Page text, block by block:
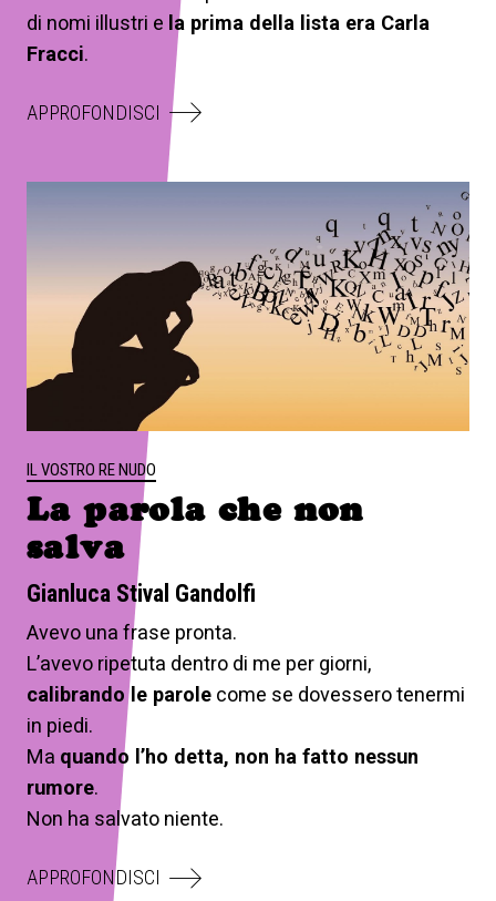
di nomi illustri e la prima della lista era Carla
Fracci.
APPROFONDISCI
IL VOSTRO RE NUDO
La parola che non
salva
Gianluca Stival Gandolfi
Avevo una frase pronta.
L’avevo ripetuta dentro di me per giorni,
calibrando le parole come se dovessero tenermi
in piedi.
Ma quando l’ho detta, non ha fatto nessun
rumore.
Non ha salvato niente.
APPROFONDISCI